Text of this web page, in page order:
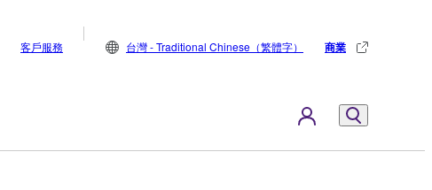
客戶服務 台灣 - Traditional Chinese（繁體字） 商業